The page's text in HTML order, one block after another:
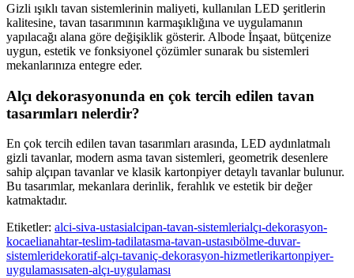
Gizli ışıklı tavan sistemlerinin maliyeti, kullanılan LED şeritlerin
kalitesine, tavan tasarımının karmaşıklığına ve uygulamanın
yapılacağı alana göre değişiklik gösterir. Albode İnşaat, bütçenize
uygun, estetik ve fonksiyonel çözümler sunarak bu sistemleri
mekanlarınıza entegre eder.
Alçı dekorasyonunda en çok tercih edilen tavan
tasarımları nelerdir?
En çok tercih edilen tavan tasarımları arasında, LED aydınlatmalı
gizli tavanlar, modern asma tavan sistemleri, geometrik desenlere
sahip alçıpan tavanlar ve klasik kartonpiyer detaylı tavanlar bulunur.
Bu tasarımlar, mekanlara derinlik, ferahlık ve estetik bir değer
katmaktadır.
Etiketler: alci-siva-ustasialcipan-tavan-sistemlerialçı-dekorasyon-
kocaelianahtar-teslim-tadilatasma-tavan-ustasıbölme-duvar-
sistemleridekoratif-alçı-tavaniç-dekorasyon-hizmetlerikartonpiyer-
uygulamasısaten-alçı-uygulaması